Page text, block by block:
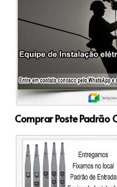
Comprar Poste Padrão